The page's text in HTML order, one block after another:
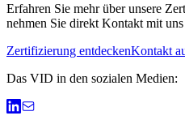
Erfahren Sie mehr über unsere
nehmen Sie direkt Kontakt mit
Zertifizierung entdeckenKontakt
Das VID in den sozialen Medien: